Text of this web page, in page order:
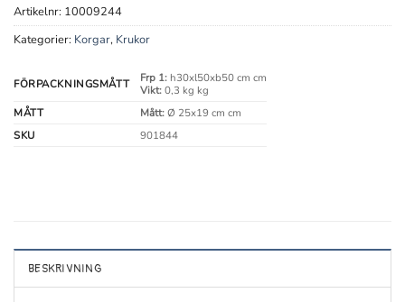
Artikelnr: 10009244
Kategorier: Korgar, Krukor
FÖRPACKNINGSMÅTT Frp 1:h30xl50xb50 cm cm
Vikt:0,3 kg kg
MÅTT
Mått:Ø 25x19 cm cm
SKU
901844
BESKRIVNING